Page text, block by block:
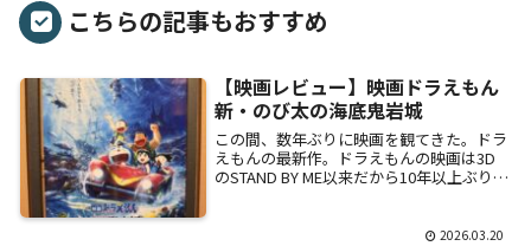
こちらの記事もおすすめ
【映画レビュー】映画ドラえもん
新・のび太の海底鬼岩城
この間、数年ぶりに映画を観てきた。ドラ
えもんの最新作。ドラえもんの映画は3D
のSTAND BY ME以来だから10年以上ぶり。
2026.03.20